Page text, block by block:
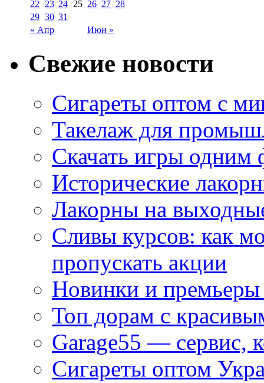
« Апр Июн »
22 23 24 25 26 27 28
29 30 31
Свежие новости
Сигареты оптом с
Такелаж для
Скачать игры одним
Исторические
Лакорны на
Сливы курсов: как
пропускать акции
Новинки и
Топ дорам с
Garage55 — сервис,
Сигареты оптом